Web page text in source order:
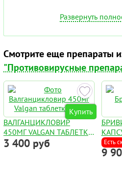
Развернуть
Смотрите еще препараты
"Противовирусные
Купить
ВАЛГАНЦИКЛОВИР
450МГ VALGAN ТАБЛЕТКИ
№4
3 400 руб Есть
9